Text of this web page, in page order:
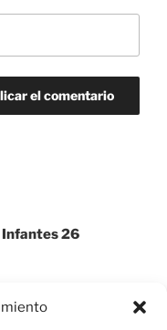
Infantes 26
6